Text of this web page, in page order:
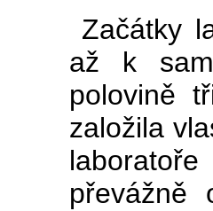
Začátky
až k
polovině
založila
převážně